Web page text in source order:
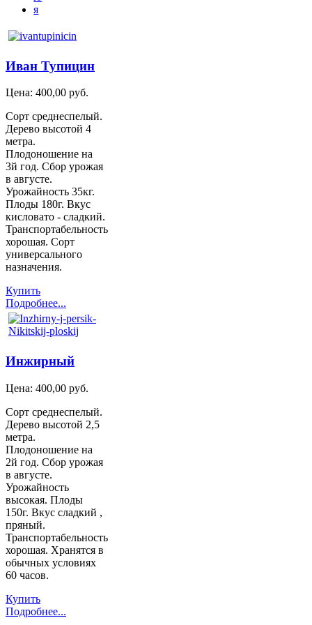
я
Иван Тупицин
Цена: 400,00 руб.
Сорт среднеспелый.
Дерево высотой 4
метра.
Плодоношение на
3й год. Сбор урожая
в августе.
Урожайность 35кг.
Плоды 180г. Вкус
кисловато - сладкий.
Транспортабельность
хорошая. Сорт
универсального
назначения.
Купить
Подробнее...
Инжирный
Цена: 400,00 руб.
Сорт среднеспелый.
Дерево высотой 2,5
метра.
Плодоношение на
2й год. Сбор урожая
в августе.
Урожайность
высокая. Плоды
150г. Вкус сладкий ,
пряный.
Транспортабельность
хорошая. Хранятся в
обычных условиях
60 часов.
Купить
Подробнее...